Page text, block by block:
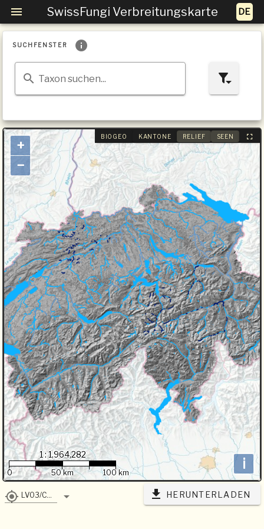
SwissFungi Verbreitungskarte
SUCHFENSTER
Taxon suchen...
BIOGEO KANTONE RELIEF SEEN
+
−
i
1 : 1,964,282
0 50 km 100 km
LV03/CH1903 HERUNTERLADEN